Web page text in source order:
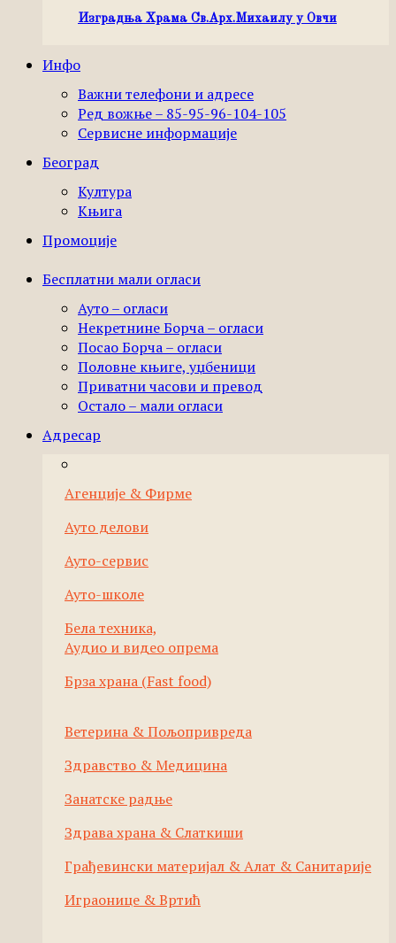
Изградња Храма Св.Арх.Михаилу у Овчи
Инфо
Важни телефони и адресе
Ред вожње – 85-95-96-104-105
Сервисне информације
Београд
Култура
Књига
Промоције
Бесплатни мали огласи
Ауто – огласи
Некретнине Борча – огласи
Посао Борча – огласи
Половне књиге, уџбеници
Приватни часови и превод
Остало – мали огласи
Адресар
Агенције & Фирме
Ауто делови
Ауто-сервис
Ауто-школе
Бела техника,
Аудио и видео опрема
Брза храна (Fast food)
Ветерина & Пољопривреда
Здравство & Медицина
Занатске радње
Здрава храна & Слаткиши
Грађевински материјал & Алат & Санитарије
Играонице & Вртић